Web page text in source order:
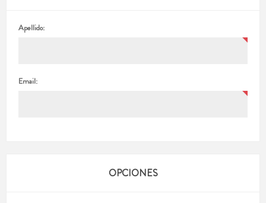
Apellido:
Email:
OPCIONES